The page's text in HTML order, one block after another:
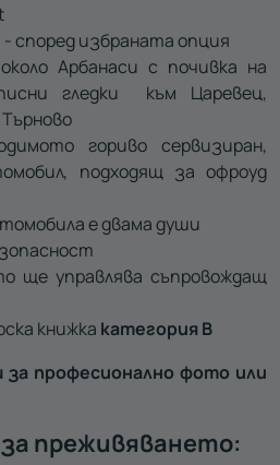
според избраната опция
Арбанаси с почивка на
гледки към Царевец,
гориво сервизиран,
подходящ за офроуд
е двама души
ще управлява съпровождащ
книжка категория В
професионално фото или
преживяването: